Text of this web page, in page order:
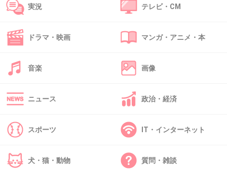
声優さんアリだったら、
パズー
+20
44. 匿名
ライムスターの
マミーD
実況 テレビ・CM
ドラマ・映画 マンガ・アニメ・本
音楽 画像
ニュース 政治・経済
スポーツ IT・インターネット
犬・猫・動物 質問・雑談